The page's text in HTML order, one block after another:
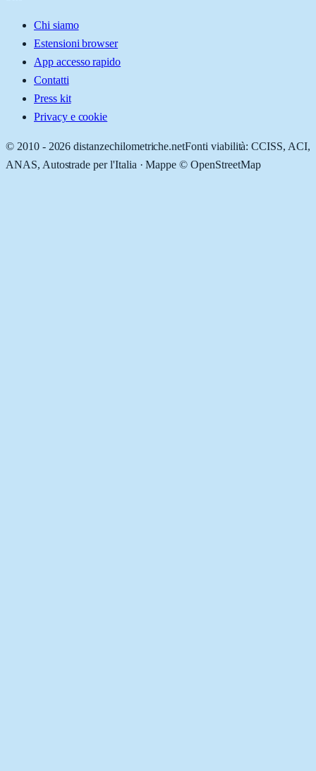
Chi siamo
Estensioni browser
App accesso rapido
Contatti
Press kit
Privacy e cookie
© 2010 - 2026 distanzechilometriche.netFonti viabilità: CCISS, ACI,
ANAS, Autostrade per l'Italia · Mappe © OpenStreetMap